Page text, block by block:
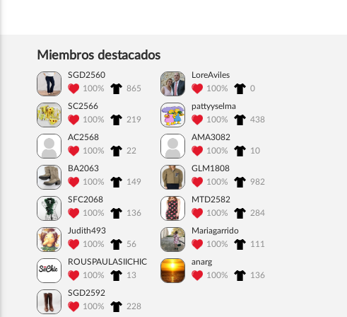
Miembros destacados
SGD2560
100%
865
LoreAviles
100%
0
SC2566
100%
219
pattyyselma
100%
438
AC2568
100%
22
AMA3082
100%
10
BA2063
100%
149
GLM1808
100%
982
SFC2068
100%
136
MTD2582
100%
284
Judith493
100%
56
Mariagarrido
100%
111
ROUSPAULASIICHIC
100%
13
anarg
100%
136
SGD2592
100%
228